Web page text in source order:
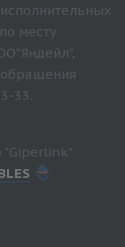
месту
33.
"Giperlink"